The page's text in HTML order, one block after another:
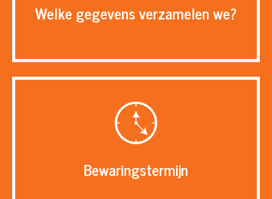
Welke gegevens verzamelen we?
Bewaringstermijn